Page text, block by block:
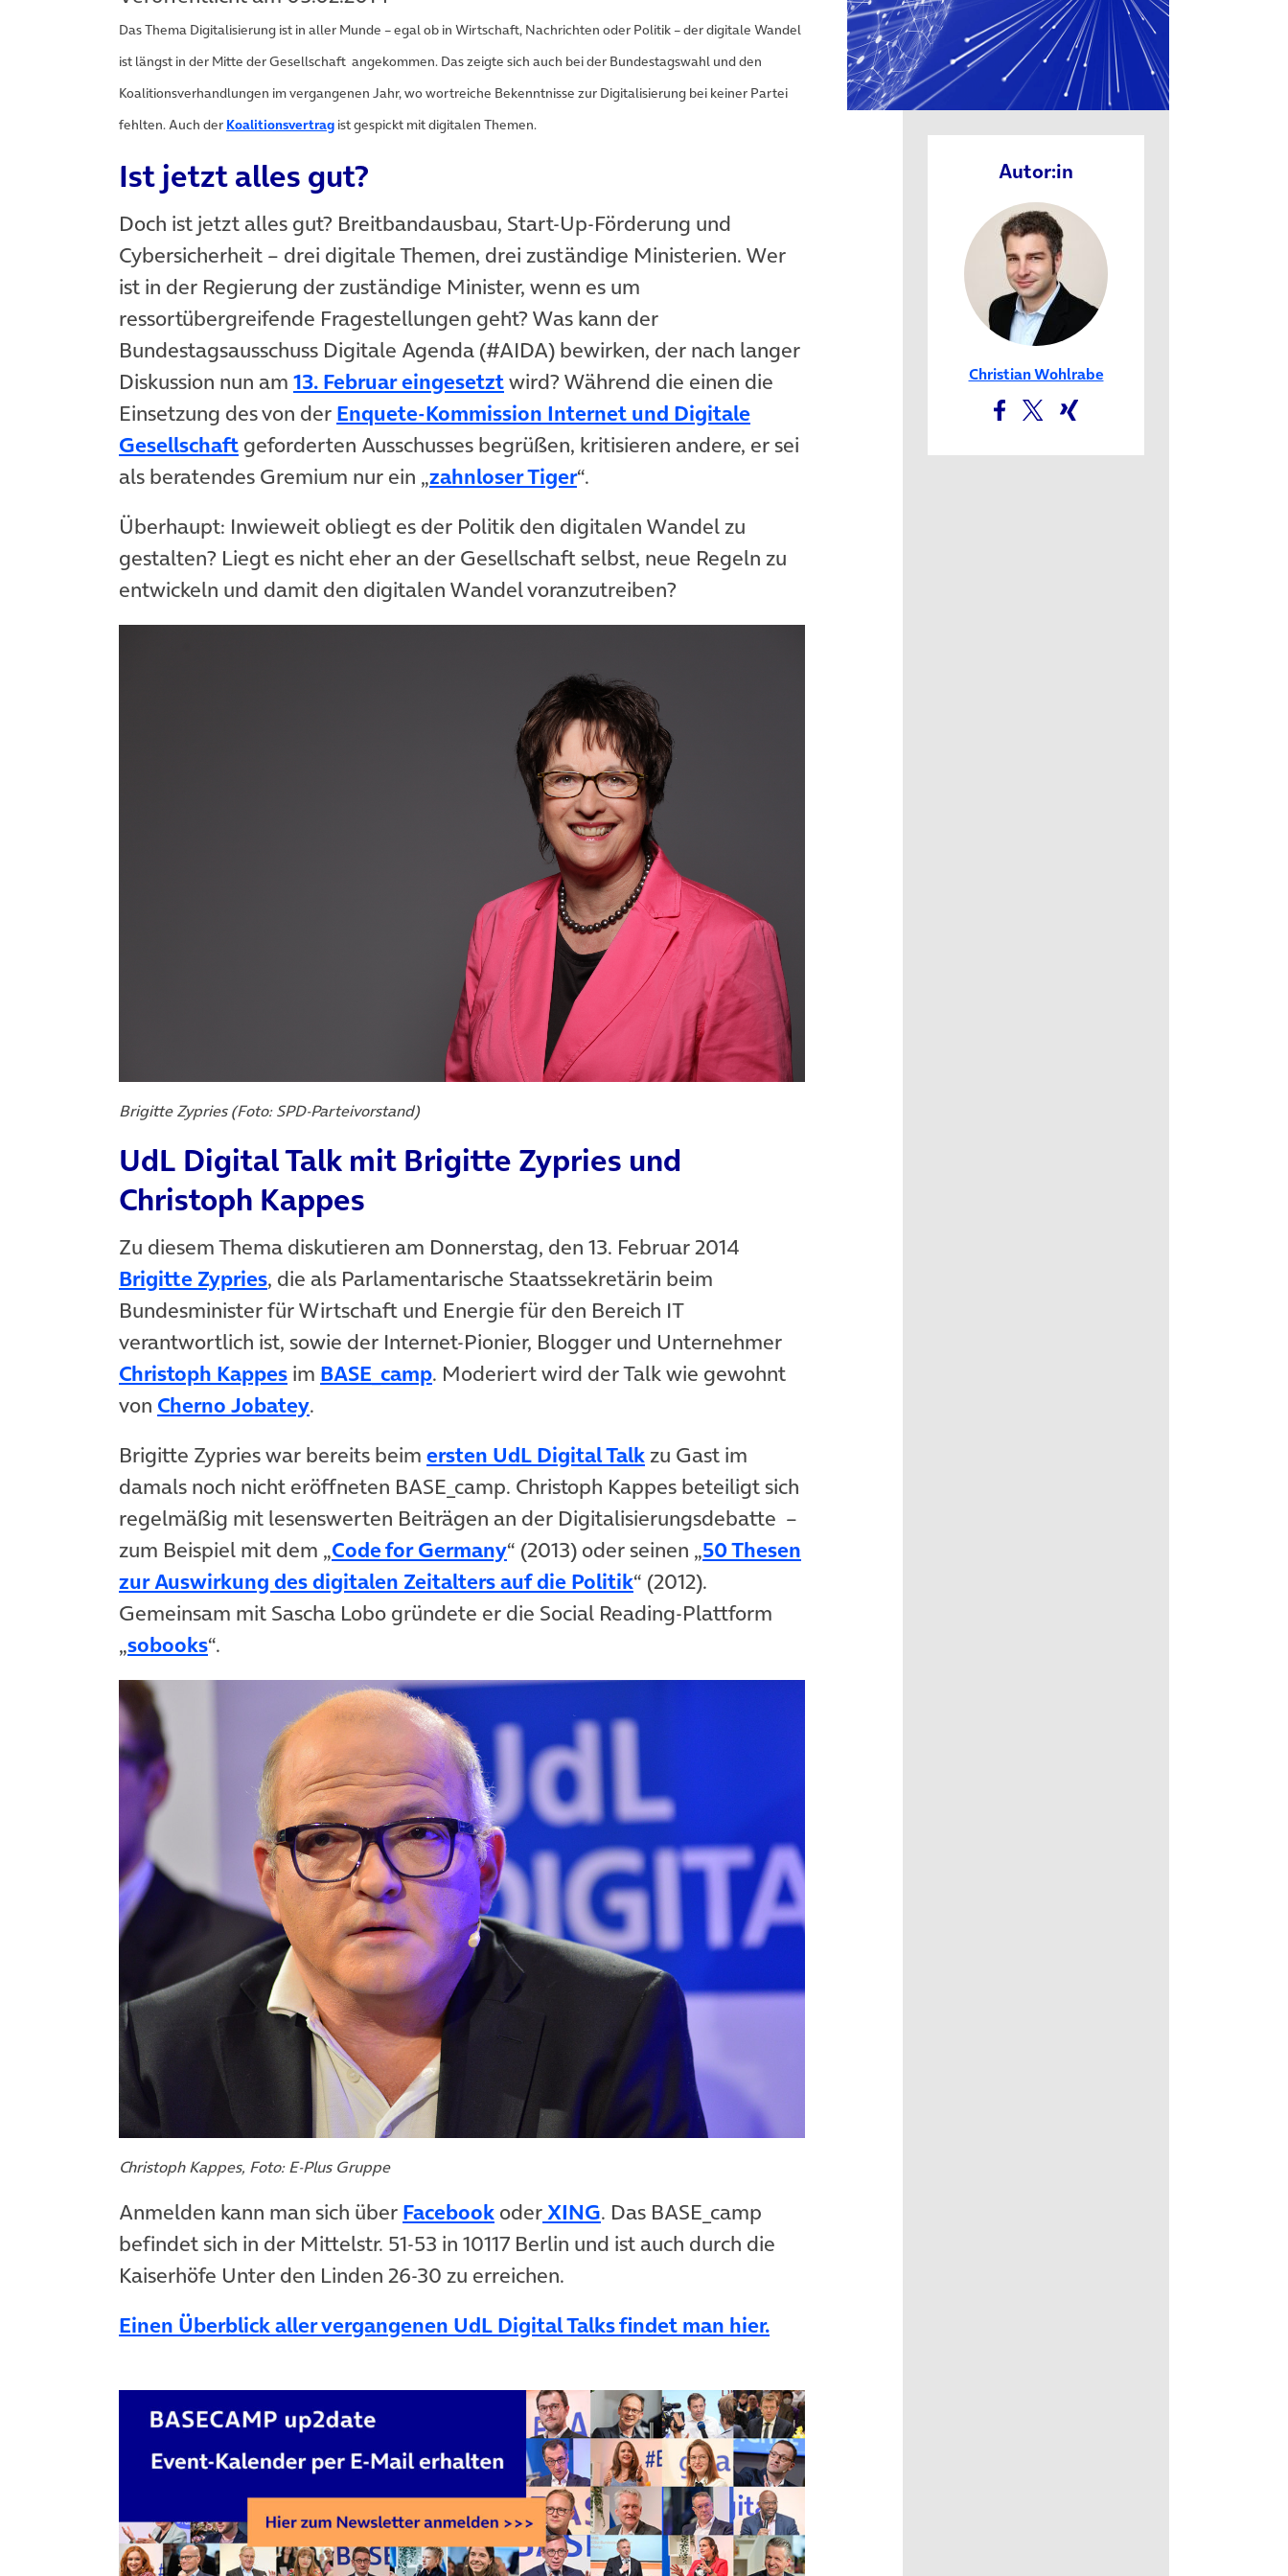
Das Thema Digitalisierung ist in aller Munde – egal ob in Wirtschaft, Nachrichten oder Politik – der digitale Wandel
ist längst in der Mitte der Gesellschaft angekommen. Das zeigte sich auch bei der Bundestagswahl und den
Koalitionsverhandlungen im vergangenen Jahr, wo wortreiche Bekenntnisse zur Digitalisierung bei keiner Partei
fehlten. Auch der Koalitionsvertrag ist gespickt mit digitalen Themen.
Ist jetzt alles gut?
Doch ist jetzt alles gut? Breitbandausbau, Start-Up-Förderung und
Cybersicherheit – drei digitale Themen, drei zuständige Ministerien. Wer
ist in der Regierung der zuständige Minister, wenn es um
ressortübergreifende Fragestellungen geht? Was kann der
Bundestagsausschuss Digitale Agenda (#AIDA) bewirken, der nach langer
Diskussion nun am 13. Februar eingesetztwird? Während die einen die
Einsetzung des von der Enquete-Kommission Internet und Digitale
Gesellschaft geforderten Ausschusses begrüßen, kritisieren andere, er sei
als beratendes Gremium nur ein „zahnloser Tiger“.
Überhaupt: Inwieweit obliegt es der Politik den digitalen Wandel zu
gestalten? Liegt es nicht eher an der Gesellschaft selbst, neue Regeln zu
entwickeln und damit den digitalen Wandel voranzutreiben?
Brigitte Zypries (Foto: SPD-Parteivorstand)
UdL Digital Talk mit Brigitte Zypries und
Christoph Kappes
Zu diesem Thema diskutieren am Donnerstag, den 13. Februar 2014
Brigitte Zypries, die als Parlamentarische Staatssekretärin beim
Bundesminister für Wirtschaft und Energie für den Bereich IT
verantwortlich ist, sowie der Internet-Pionier, Blogger und Unternehmer
Christoph Kappes im BASE_camp. Moderiert wird der Talk wie gewohnt
von Cherno Jobatey.
Brigitte Zypries war bereits beim ersten UdL Digital Talk zu Gast im
damals noch nicht eröffneten BASE_camp. Christoph Kappes beteiligt sich
regelmäßig mit lesenswerten Beiträgen an der Digitalisierungsdebatte –
zum Beispiel mit dem „Code for Germany“ (2013) oder seinen „50 Thesen
zur Auswirkung des digitalen Zeitalters auf die Politik“ (2012).
Gemeinsam mit Sascha Lobo gründete er die Social Reading-Plattform
„sobooks“.
Christoph Kappes, Foto: E-Plus Gruppe
Anmelden kann man sich über Facebook(öffnet in neuem Tab)
oderXING. Das BASE_camp
befindet sich in der Mittelstr. 51-53 in 10117 Berlin und ist auch durch die
Kaiserhöfe Unter den Linden 26-30 zu erreichen.
Einen Überblick aller vergangenen UdL Digital Talks findet man hier.
Autor:in
Christian Wohlrabe